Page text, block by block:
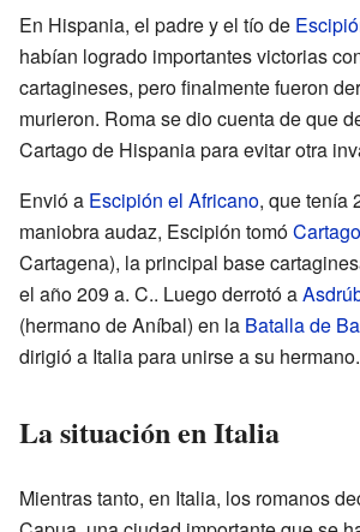
En Hispania, el padre y el tío de
habían logrado importantes victorias
cartagineses, pero finalmente fueron
murieron. Roma se dio cuenta de que
Cartago de Hispania para evitar otra
Envió a Escipión el Africano, que tenía
maniobra audaz, Escipión tomó
Cartagena), la principal base
el año209 a. C.. Luego derrotó a
(hermano de Aníbal) en la Batalla de
dirigió a Italia para unirse a su hermano.
La situación en Italia
Mientras tanto, en Italia, los romanos